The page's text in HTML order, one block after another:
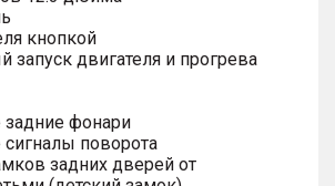
кнопкой
запуск двигателя и прогрева
фонари
поворота
задних дверей от